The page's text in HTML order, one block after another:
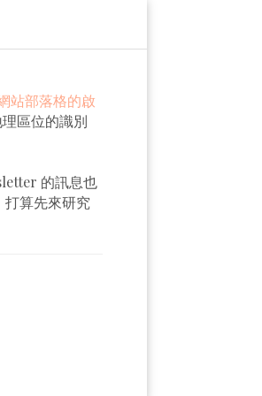
站部落格的啟
區位的識別
的訊息也
算先來研究